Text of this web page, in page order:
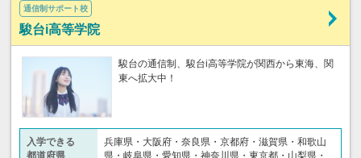
通信制サポート校
駿台i高等学院
駿台の通信制、駿台i高等学院が関西から東海、関
東へ拡大中！
入学できる
都道府県
兵庫県・大阪府・奈良県・京都府・滋賀県・和歌山
県・岐阜県・愛知県・神奈川県・東京都・山梨県・